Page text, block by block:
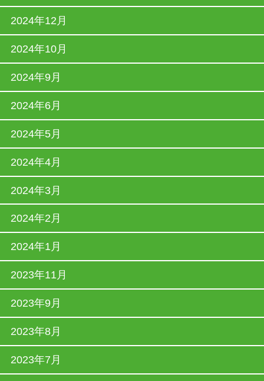
2024年12月
2024年10月
2024年9月
2024年6月
2024年5月
2024年4月
2024年3月
2024年2月
2024年1月
2023年11月
2023年9月
2023年8月
2023年7月